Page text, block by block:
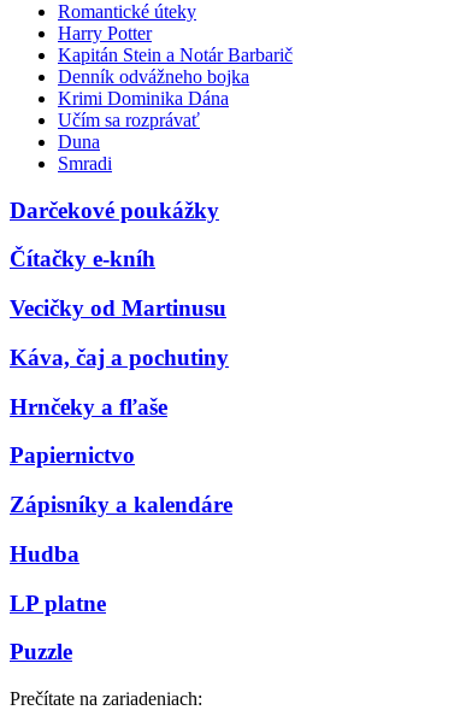
Romantické úteky
Harry Potter
Kapitán Stein a Notár Barbarič
Denník odvážneho bojka
Krimi Dominika Dána
Učím sa rozprávať
Duna
Smradi
Darčekové poukážky
Čítačky e-kníh
Vecičky od Martinusu
Káva, čaj a pochutiny
Hrnčeky a fľaše
Papiernictvo
Zápisníky a kalendáre
Hudba
LP platne
Puzzle
Prečítate na zariadeniach: